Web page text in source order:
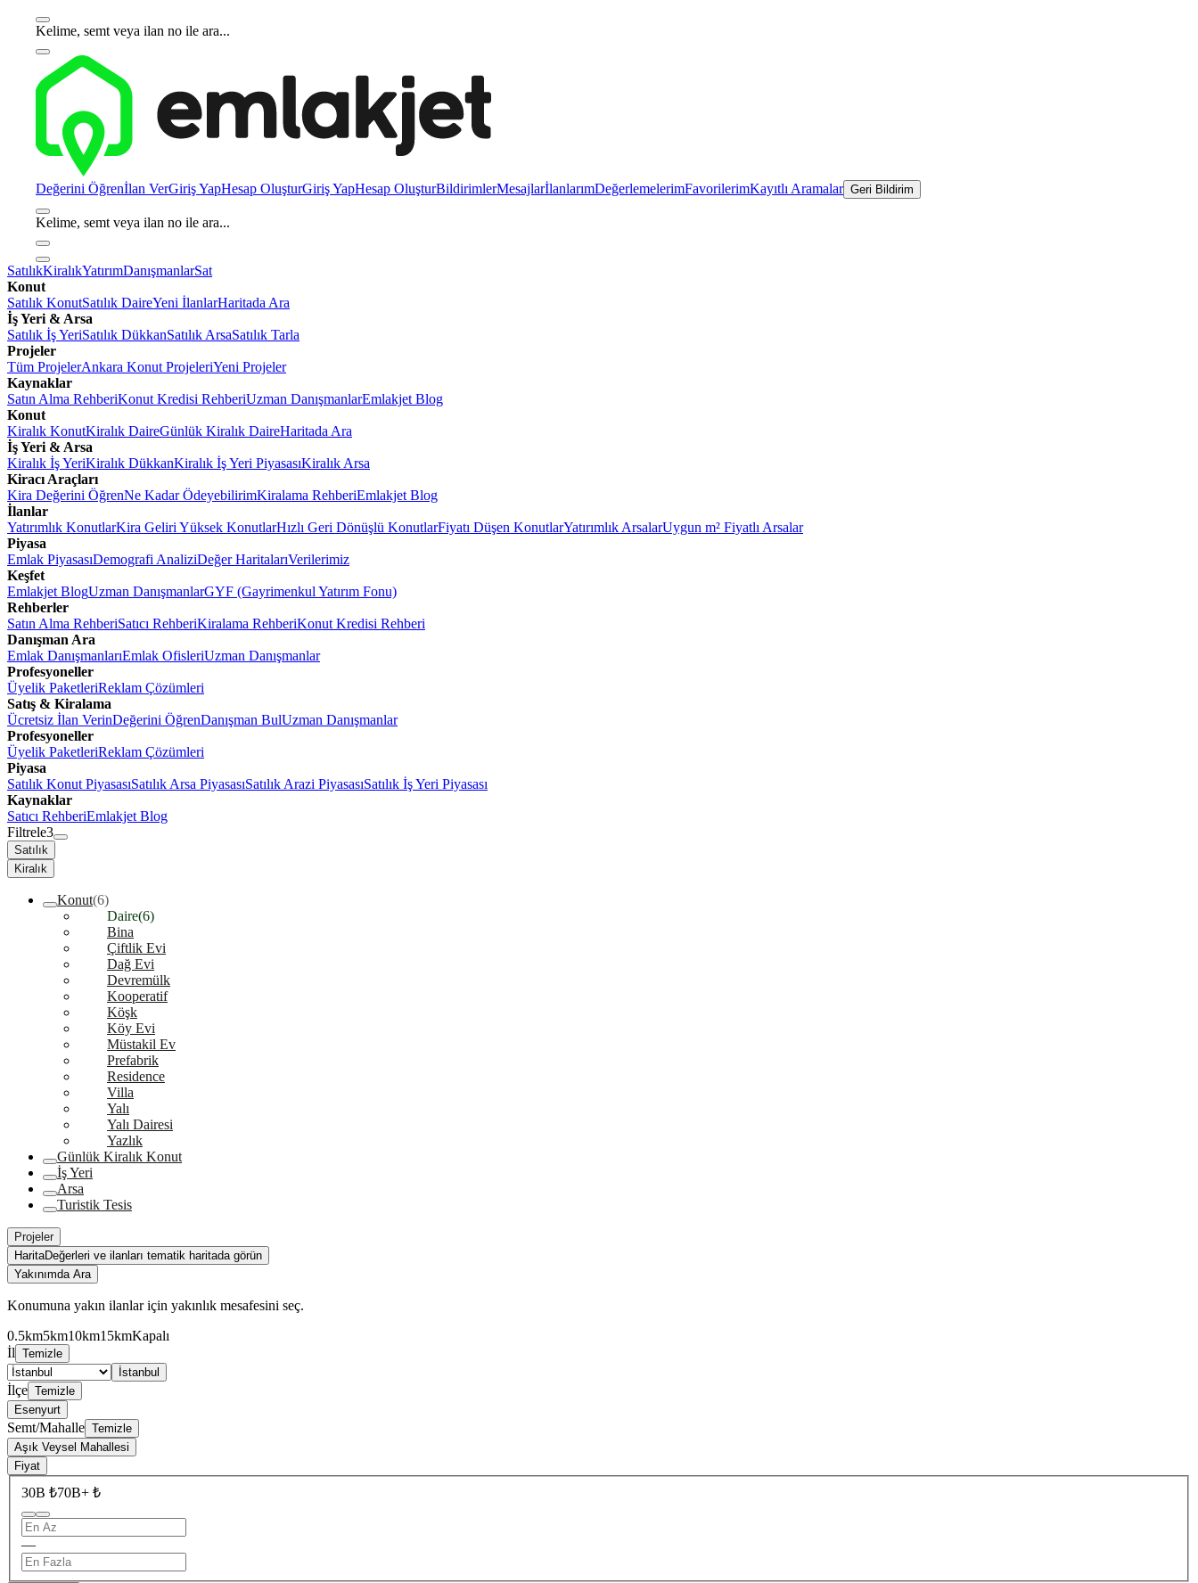
Kelime, semt veya ilan no ile ara...
Değerini Öğrenİlan VerGiriş YapHesap OluşturGiriş YapHesap OluşturBildirimlerMesajlarİlanlarımDeğerlemelerimFavorilerimKayıtlı Aramalar Geri Bildirim
Kelime, semt veya ilan no ile ara...
SatılıkKiralıkYatırımDanışmanlarSat
Konut
Satılık KonutSatılık DaireYeni İlanlarHaritada Ara
İş Yeri & Arsa
Satılık İş YeriSatılık DükkanSatılık ArsaSatılık Tarla
Projeler
Tüm ProjelerAnkara Konut ProjeleriYeni Projeler
Kaynaklar
Satın Alma RehberiKonut Kredisi RehberiUzman DanışmanlarEmlakjet Blog
Konut
Kiralık KonutKiralık DaireGünlük Kiralık DaireHaritada Ara
İş Yeri & Arsa
Kiralık İş YeriKiralık DükkanKiralık İş Yeri PiyasasıKiralık Arsa
Kiracı Araçları
Kira Değerini ÖğrenNe Kadar ÖdeyebilirimKiralama RehberiEmlakjet Blog
İlanlar
Yatırımlık KonutlarKira Geliri Yüksek KonutlarHızlı Geri Dönüşlü KonutlarFiyatı Düşen KonutlarYatırımlık ArsalarUygun m² Fiyatlı Arsalar
Piyasa
Emlak PiyasasıDemografi AnaliziDeğer HaritalarıVerilerimiz
Keşfet
Emlakjet BlogUzman DanışmanlarGYF (Gayrimenkul Yatırım Fonu)
Rehberler
Satın Alma RehberiSatıcı RehberiKiralama RehberiKonut Kredisi Rehberi
Danışman Ara
Emlak DanışmanlarıEmlak OfisleriUzman Danışmanlar
Profesyoneller
Üyelik PaketleriReklam Çözümleri
Satış & Kiralama
Ücretsiz İlan VerinDeğerini ÖğrenDanışman BulUzman Danışmanlar
Profesyoneller
Üyelik PaketleriReklam Çözümleri
Piyasa
Satılık Konut PiyasasıSatılık Arsa PiyasasıSatılık Arazi PiyasasıSatılık İş Yeri Piyasası
Kaynaklar
Satıcı RehberiEmlakjet Blog
Filtrele3
Satılık
Kiralık
Konut(6)
Daire(6)
Bina
Çiftlik Evi
Dağ Evi
Devremülk
Kooperatif
Köşk
Köy Evi
Müstakil Ev
Prefabrik
Residence
Villa
Yalı
Yalı Dairesi
Yazlık
Günlük Kiralık Konut
İş Yeri
Arsa
Turistik Tesis
Projeler
HaritaDeğerleri ve ilanları tematik haritada görün
Yakınımda Ara
Konumuna yakın ilanlar için yakınlık mesafesini seç.
0.5km5km10km15kmKapalı
İl Temizle
İstanbul
İlçe Temizle
Esenyurt
Semt/Mahalle Temizle
Aşık Veysel Mahallesi
Fiyat
30B ₺70B+ ₺
—